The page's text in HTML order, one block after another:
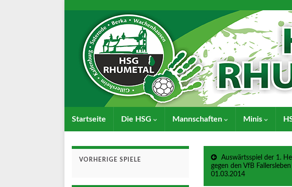
Startseite Die HSG Mannschaften Minis
Auswärtsspiel der 1.
gegen den VfB
01.03.2014
VORHERIGE SPIELE